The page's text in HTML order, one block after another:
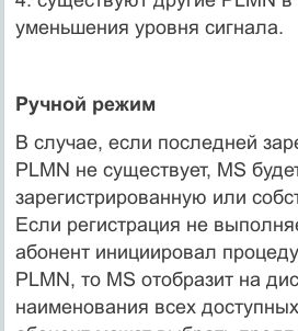
уменьшения уровня сигнала.
Ручной режим
В случае, если последней
PLMN не существует, MS
зарегистрированную или
Если регистрация не
абонент инициировал
PLMN, то MS отобразит на
наименования всех